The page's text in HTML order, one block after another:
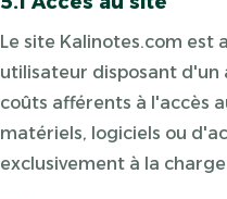
Le site Kalinotes.com
utilisateur disposant d'un
coûts afférents à l'accès
matériels, logiciels ou
exclusivement à la